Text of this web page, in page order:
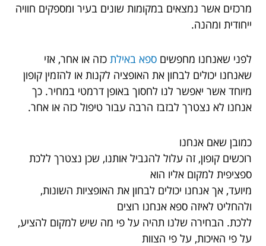
מרכזים אשר נמצאים במקומות שונים בעיר ומספקים חוויה
ייחודית ומהנה.
לפני שאנחנו מחפשים ספא באילת כזה או אחר, אזי
שאנחנו יכולים לבחון את האופציה לקנות או להזמין קופון
מיוחד אשר יאפשר לנו לחסוך באופן דרמטי במחיר. כך
אנחנו לא נצטרך לבזבז הרבה עבור טיפול כזה או אחר.
כמובן שאם אנחנו
רוכשים קופון, זה עלול להגביל אותנו, שכן נצטרך ללכת
ספציפית למקום אליו הוא
מיועד, אך אנחנו יכולים לבחון את האופציות השונות,
ולהחליט לאיזה ספא אנחנו רוצים
ללכת. הבחירה שלנו תהיה על פי מה שיש למקום להציע,
על פי האיכות, על פי הצוות